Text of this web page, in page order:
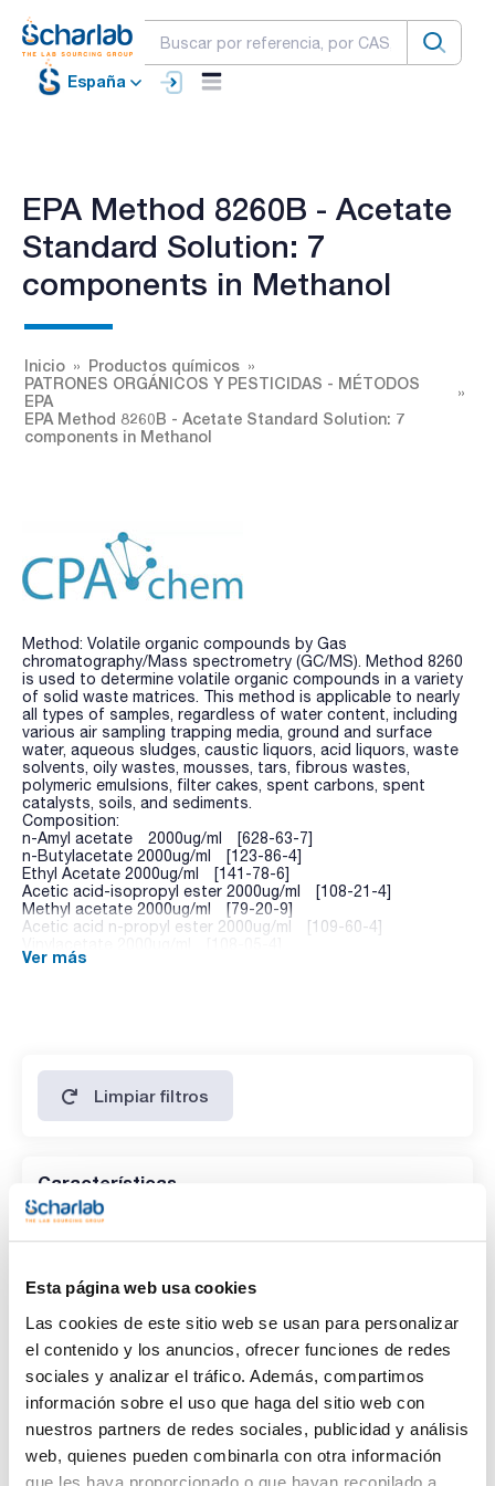
Esta página web usa cookies
Las cookies de este sitio web se usan para personalizar
el contenido y los anuncios, ofrecer funciones de redes
sociales y analizar el tráfico. Además, compartimos
información sobre el uso que haga del sitio web con
nuestros partners de redes sociales, publicidad y análisis
web, quienes pueden combinarla con otra información
que les haya proporcionado o que hayan recopilado a
España
EPA Method 8260B - Acetate
Standard Solution: 7
components in Methanol
Inicio
Productos químicos
PATRONES ORGÁNICOS Y PESTICIDAS - MÉTODOS
EPA
EPA Method 8260B - Acetate Standard Solution: 7
components in Methanol
Method: Volatile organic compounds by Gas
chromatography/Mass spectrometry (GC/MS). Method 8260
is used to determine volatile organic compounds in a variety
of solid waste matrices. This method is applicable to nearly
all types of samples, regardless of water content, including
various air sampling trapping media, ground and surface
water, aqueous sludges, caustic liquors, acid liquors, waste
solvents, oily wastes, mousses, tars, fibrous wastes,
polymeric emulsions, filter cakes, spent carbons, spent
catalysts, soils, and sediments.
Composition:
n-Amyl acetate 2000ug/ml [628-63-7]
n-Butylacetate 2000ug/ml [123-86-4]
Ethyl Acetate 2000ug/ml [141-78-6]
Acetic acid-isopropyl ester 2000ug/ml [108-21-4]
Methyl acetate 2000ug/ml [79-20-9]
Acetic acid n-propyl ester 2000ug/ml [109-60-4]
Ver más
Limpiar filtros
Características
Disolvente
Envase
Ampoule(1)
1 mL(1)